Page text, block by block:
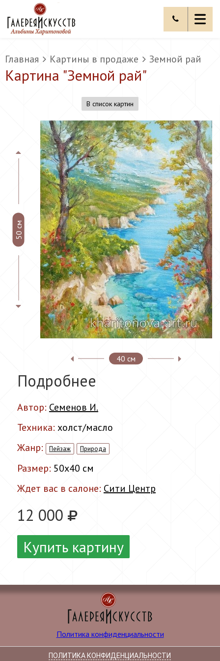
Главная Картины в продаже Земной рай
Картина "Земной рай"
В список картин
40 см
50 см
Подробнее
Автор: Семенов И.
Техника: холст/масло
Жанр:
Пейзаж Природа
Размер: 50x40 см
Ждет вас в салоне: Сити Центр
12 000
Купить картину
Политика конфиденциальности
ПОЛИТИКА КОНФИДЕНЦИАЛЬНОСТИ